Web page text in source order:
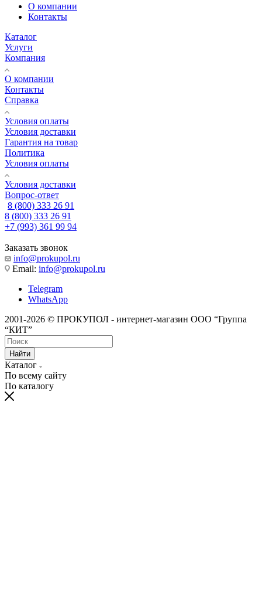
О компании
Контакты
Каталог
Услуги
Компания
О компании
Контакты
Справка
Условия оплаты
Условия доставки
Гарантия на товар
Политика
Условия оплаты
Условия доставки
Вопрос-ответ
8 (800) 333 26 91
8 (800) 333 26 91
+7 (993) 361 99 94
Заказать звонок
info@prokupol.ru
Email: info@prokupol.ru
Telegram
WhatsApp
2001-2026 © ПРОКУПОЛ - интернет-магазин ООО “Группа
“КИТ”
Найти
Каталог
По всему сайту
По каталогу